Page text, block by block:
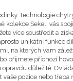
Technologie
kolekce Sekel, vás
více soustředit a
unikátní funkce
na kterých vám
přijmete příchozí
opravdu důležité.
vaše pozice nebo třeba